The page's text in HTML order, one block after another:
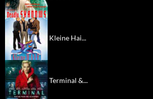
Kleine Hai...
Terminal &...